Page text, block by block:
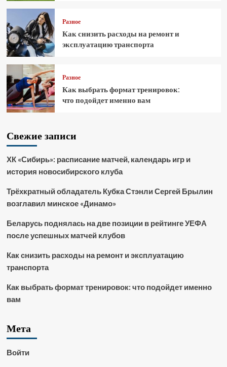
Разное
Как снизить расходы на ремонт и
эксплуатацию транспорта
Разное
Как выбрать формат тренировок:
что подойдет именно вам
Свежие записи
ХК «Сибирь»: расписание матчей, календарь игр и
история новосибирского клуба
Трёхкратный обладатель Кубка Стэнли Сергей Брылин
возглавил минское «Динамо»
Беларусь поднялась на две позиции в рейтинге УЕФА
после успешных матчей клубов
Как снизить расходы на ремонт и эксплуатацию
транспорта
Как выбрать формат тренировок: что подойдет именно
вам
Мета
Войти